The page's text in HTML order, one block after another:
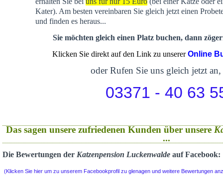
Kater). Am besten vereinbaren Sie gleich jetzt einen
und finden es heraus...
Sie möchten gleich einen Platz buchen, dann
Klicken Sie direkt auf den Link zu unsererOnline
oder Rufen Sie uns gleich jetzt an,
03371 - 40 63
Das sagen unsere zufriedenen Kunden über unsere
...
Die Bewertungen der Katzenpension Luckenwalde auf Facebook:
(Klicken Sie hier um zu unserem Facebookprofil zu glenagen und weitere Bewertungen